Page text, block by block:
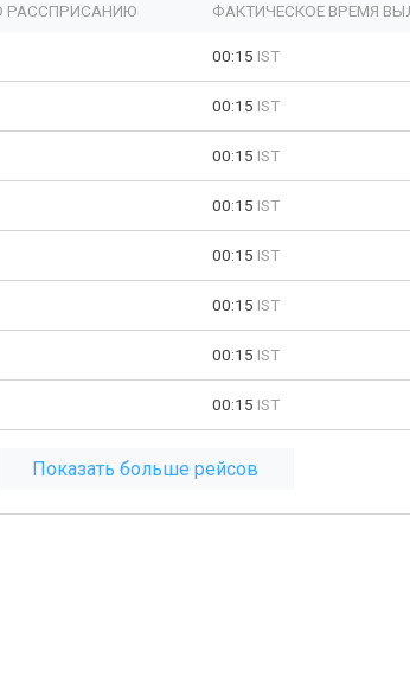
РАССПРИСАНИЮ ФАКТИЧЕСКОЕ ВРЕМЯ
00:15 IST
00:15 IST
00:15 IST
00:15 IST
00:15 IST
00:15 IST
00:15 IST
00:15 IST
Показать больше рейсов